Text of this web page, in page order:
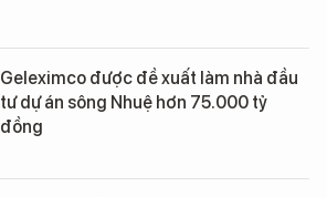
Geleximco được đề xuất làm nhà đầu
tư dự án sông Nhuệ hơn 75.000 tỷ
đồng